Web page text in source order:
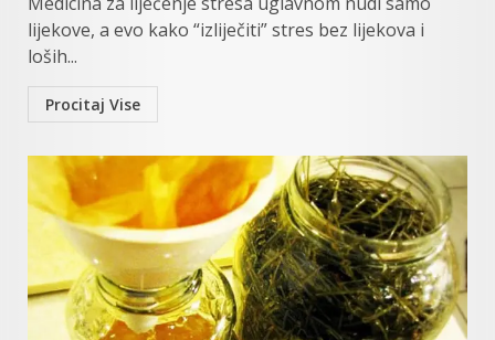
lijekove, a evo kako “izliječiti” stres bez lijekova i
loših...
Procitaj Vise